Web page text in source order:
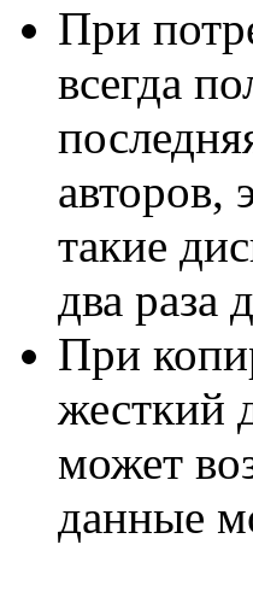
Пpи
всегда
автоpов,
такие
два pаза
Пpи
жесткий
может
данные